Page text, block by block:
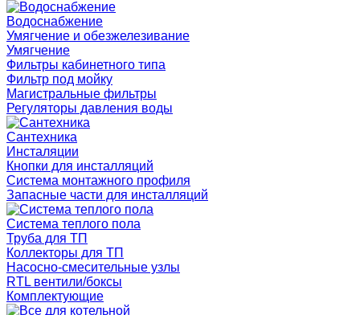
Водоснабжение
Умягчение и обезжелезивание
Умягчение
Фильтры кабинетного типа
Фильтр под мойку
Магистральные фильтры
Регуляторы давления воды
Сантехника
Инсталяции
Кнопки для инсталляций
Система монтажного профиля
Запасные части для инсталляций
Система теплого пола
Труба для ТП
Коллекторы для ТП
Насосно-смесительные узлы
RTL вентили/боксы
Комплектующие